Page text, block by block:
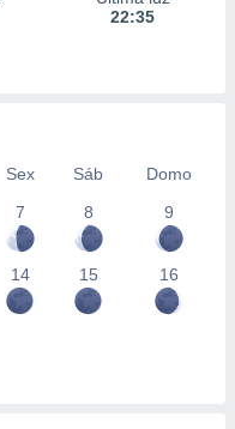
22:35
Sex Sáb
Domo
7 8 9
14 15 16